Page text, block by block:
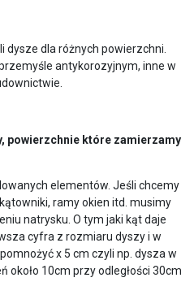
dysze dla różnych powierzchni.
antykorozyjnym, inne w
powierzchnie które zamierzamy
elementów. Jeśli chcemy
ramy okien itd. musimy
natrysku. O tym jaki kąt daje
cyfra z rozmiaru dyszy i w
x 5 cm czyli np. dysza w
10cm przy odległości 30cm